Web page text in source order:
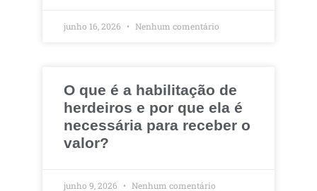
junho 16, 2026 Nenhum comentário
O que é a habilitação de
herdeiros e por que ela é
necessária para receber o
valor?
junho 9, 2026 Nenhum comentário